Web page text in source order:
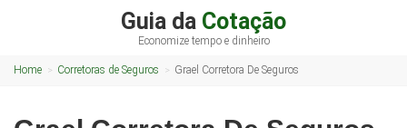
Guia da Cotação
Economize tempo e dinheiro
Home Corretoras de Seguros Grael Corretora De Seguros